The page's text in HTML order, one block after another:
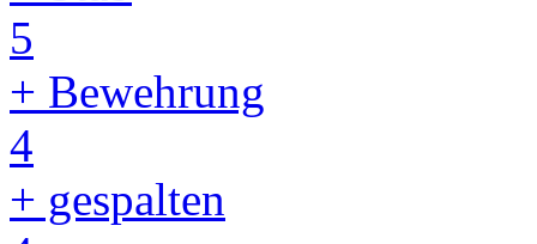
5
+ Bewehrung
4
+ gespalten